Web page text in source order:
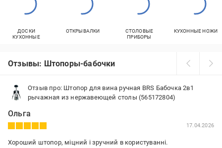
ДОСКИ
КУХОННЫЕ
ОТКРЫВАЛКИ
СТОЛОВЫЕ
ПРИБОРЫ
КУХОННЫЕ НОЖИ
Отзывы: Штопоры-бабочки
Отзыв про: Штопор для вина ручная BRS Бабочка 2в1
рычажная из нержавеющей столы (565172804)
Ольга
17.04.2026
Хороший штопор, міцний і зручний в користуванні.